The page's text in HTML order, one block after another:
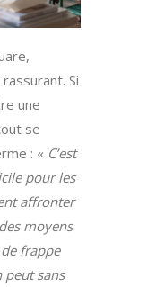
Si
une
se
: « C’est
pour les
affronter
moyens
frappe
peut sans